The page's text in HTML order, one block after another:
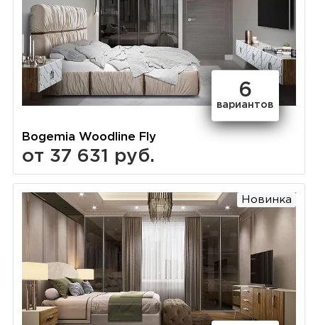
6
вариантов
Bogemia Woodline Fly
от 37 631 руб.
Новинка